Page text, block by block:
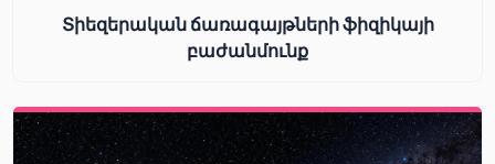
Տիեզերական ճառագայթների ֆիզիկայի
բաժանմունք